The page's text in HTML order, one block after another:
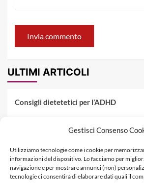
Gestisci Consenso
Utilizziamo tecnologie come i cookie per
informazioni del dispositivo. Lo facciamo per
navigazione e per mostrare annunci (non)
tecnologie ci consentirà di elaborare dati quali il
ULTIMI ARTICOLI
Consigli dietetetici per l’ADHD
Fenilchetonuria
Dieta militare: come funziona, opinioni